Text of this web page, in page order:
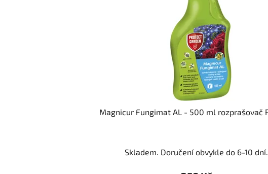
Magnicur Fungimat AL - 500 ml rozprašovač
Skladem. Doručení obvykle do 6-10 dní.